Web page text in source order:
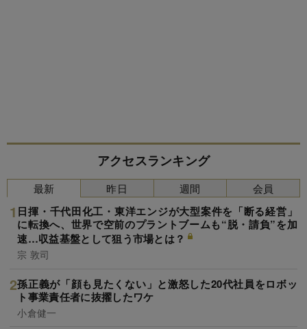
アクセスランキング
最新
日揮・千代田化工・東洋エンジが大型案件を「断る経営」
に転換へ、世界で空前のプラントブームも“脱・請負”を加
速…収益基盤として狙う市場とは？
宗 敦司
孫正義が「顔も見たくない」と激怒した20代社員をロボッ
ト事業責任者に抜擢したワケ
小倉健一
昨日 週間 会員